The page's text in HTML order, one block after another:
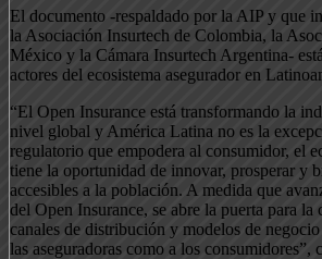
El documento -respaldado por la AIP y que
la Asociación Insurtech de Colombia, la
México y la Cámara Insurtech Argentina-
actores del ecosistema asegurador en
“El Open Insurance está transformando la
nivel global y América Latina no es la
regulatorio que empodera al consumidor, el
tiene la oportunidad de innovar, prosperar y
accesibles a la población. A medida que
del Open Insurance, se abre la puerta para la
canales de distribución y modelos de
las aseguradoras como a los consumidores”,